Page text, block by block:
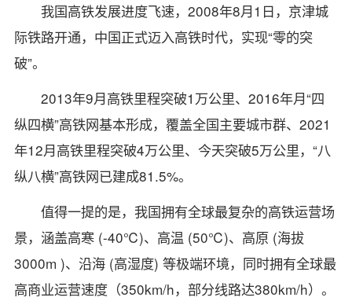
我国高铁发展进度飞速，2008年8月1日，京津城
际铁路开通，中国正式迈入高铁时代，实现“零的突
破”。
2013年9月高铁里程突破1万公里、2016年月“四
纵四横”高铁网基本形成，覆盖全国主要城市群、2021
年12月高铁里程突破4万公里、今天突破5万公里，“八
纵八横”高铁网已建成81.5%。
值得一提的是，我国拥有全球最复杂的高铁运营场
景，涵盖高寒 (-40℃)、高温 (50℃)、高原 (海拔
3000m )、沿海 (高湿度) 等极端环境，同时拥有全球最
高商业运营速度（350km/h，部分线路达380km/h）。